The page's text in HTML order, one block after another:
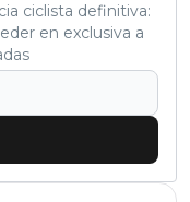
ciclista definitiva:
en exclusiva a